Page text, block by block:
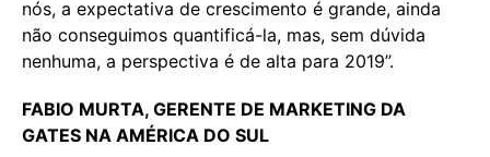
nós, a expectativa de crescimento é grande, ainda
não conseguimos quantificá-la, mas, sem dúvida
nenhuma, a perspectiva é de alta para 2019”.
FABIO MURTA, GERENTE DE MARKETING DA
GATES NA AMÉRICA DO SUL